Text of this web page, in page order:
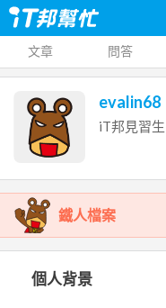
文章 問答
evalin68
iT邦見習生
鐵人檔案
個人背景